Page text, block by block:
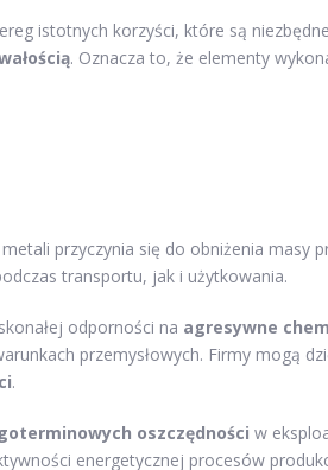
istotnych korzyści, które są
. Oznacza to, że elementy
przyczynia się do obniżenia masy
transportu, jak i użytkowania.
odporności na agresywne
przemysłowych. Firmy mogą
.
oszczędności w
energetycznej procesów